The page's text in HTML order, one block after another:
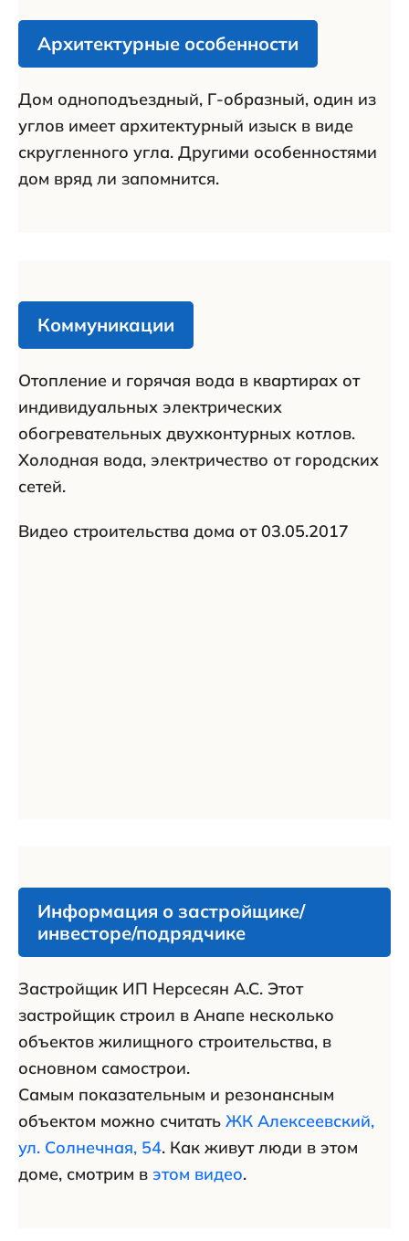
Архитектурные особенности
Дом одноподъездный, Г-образный, один из
углов имеет архитектурный изыск в виде
скругленного угла. Другими особенностями
дом вряд ли запомнится.
Коммуникации
Отопление и горячая вода в квартирах от
индивидуальных электрических
обогревательных двухконтурных котлов.
Холодная вода, электричество от городских
сетей.
Видео строительства дома от 03.05.2017
Информация о застройщике/
инвесторе/подрядчике
Застройщик ИП Нерсесян А.С. Этот
застройщик строил в Анапе несколько
объектов жилищного строительства, в
основном самострои.
Самым показательным и резонансным
объектом можно считать ЖК Алексеевский,
ул. Солнечная, 54. Как живут люди в этом
доме, смотрим в этом видео.